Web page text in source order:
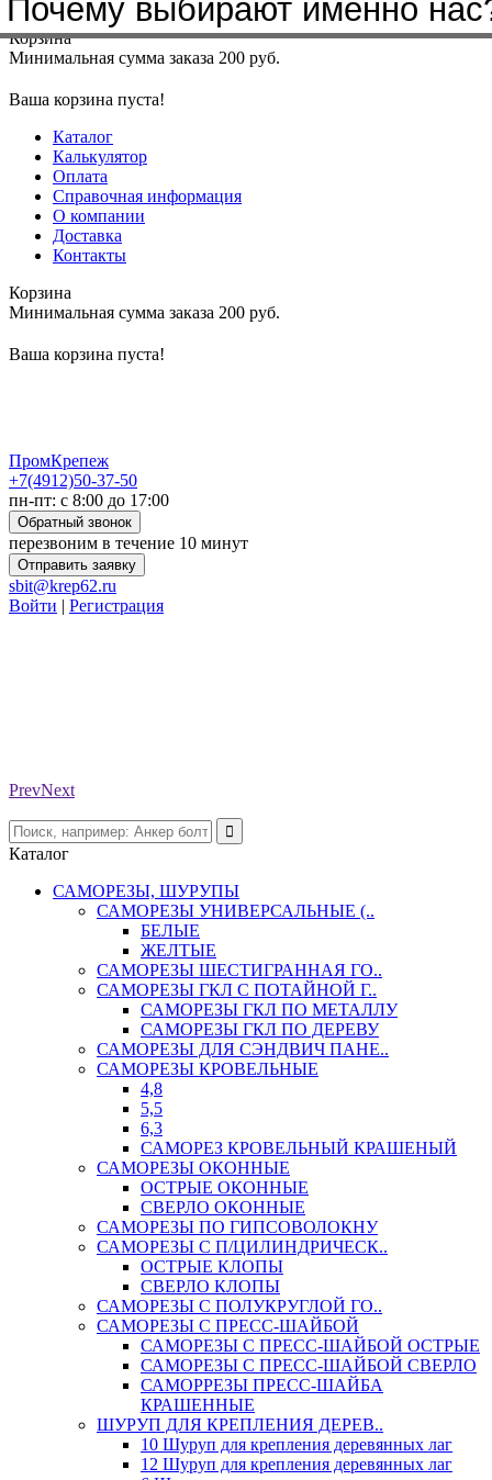
Меню+7(4912)50-37-50sbit@krep62.ru
Корзина
Минимальная сумма заказа 200 руб.
Ваша корзина пуста!
Каталог
Калькулятор
Оплата
Справочная информация
О компании
Доставка
Контакты
Корзина
Минимальная сумма заказа 200 руб.
Ваша корзина пуста!
ПромКрепеж
+7(4912)50-37-50
пн-пт: с 8:00 до 17:00
Обратный звонок
перезвоним в течение 10 минут
Отправить заявку
sbit@krep62.ru
Войти | Регистрация
PrevNext
Каталог
САМОРЕЗЫ, ШУРУПЫ
САМОРЕЗЫ УНИВЕРСАЛЬНЫЕ (..
БЕЛЫЕ
ЖЕЛТЫЕ
САМОРЕЗЫ ШЕСТИГРАННАЯ ГО..
САМОРЕЗЫ ГКЛ С ПОТАЙНОЙ Г..
САМОРЕЗЫ ГКЛ ПО МЕТАЛЛУ
САМОРЕЗЫ ГКЛ ПО ДЕРЕВУ
САМОРЕЗЫ ДЛЯ СЭНДВИЧ ПАНЕ..
САМОРЕЗЫ КРОВЕЛЬНЫЕ
4,8
5,5
6,3
САМОРЕЗ КРОВЕЛЬНЫЙ КРАШЕНЫЙ
САМОРЕЗЫ ОКОННЫЕ
ОСТРЫЕ ОКОННЫЕ
СВЕРЛО ОКОННЫЕ
САМОРЕЗЫ ПО ГИПСОВОЛОКНУ
САМОРЕЗЫ С П/ЦИЛИНДРИЧЕСК..
ОСТРЫЕ КЛОПЫ
СВЕРЛО КЛОПЫ
САМОРЕЗЫ С ПОЛУКРУГЛОЙ ГО..
САМОРЕЗЫ С ПРЕСС-ШАЙБОЙ
САМОРЕЗЫ С ПРЕСС-ШАЙБОЙ ОСТРЫЕ
САМОРЕЗЫ С ПРЕСС-ШАЙБОЙ СВЕРЛО
САМОРРЕЗЫ ПРЕСС-ШАЙБА
КРАШЕННЫЕ
ШУРУП ДЛЯ КРЕПЛЕНИЯ ДЕРЕВ..
10 Шуруп для крепления деревянных лаг
12 Шуруп для крепления деревянных лаг
Почему выбирают именно